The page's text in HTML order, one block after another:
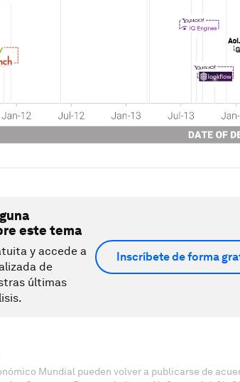
este tema
y accede a
de
últimas
Inscríbete de forma
Mundial pueden volver a publicarse de